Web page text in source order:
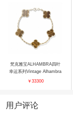
梵克雅宝ALHAMBRA四叶
幸运系列Vintage Alhambra
VCARD35600 手镯
￥33300
用户评论